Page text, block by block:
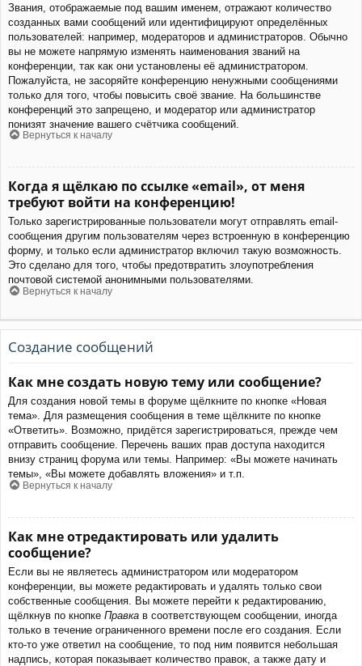
Звания, отображаемые под вашим именем, отражают количество
созданных вами сообщений или идентифицируют определённых
пользователей: например, модераторов и администраторов. Обычно
вы не можете напрямую изменять наименования званий на
конференции, так как они установлены её администратором.
Пожалуйста, не засоряйте конференцию ненужными сообщениями
только для того, чтобы повысить своё звание. На большинстве
конференций это запрещено, и модератор или администратор
понизят значение вашего счётчика сообщений.
Вернуться к началу
Когда я щёлкаю по ссылке «email», от меня
требуют войти на конференцию!
Только зарегистрированные пользователи могут отправлять email-
сообщения другим пользователям через встроенную в конференцию
форму, и только если администратор включил такую возможность.
Это сделано для того, чтобы предотвратить злоупотребления
почтовой системой анонимными пользователями.
Вернуться к началу
Создание сообщений
Как мне создать новую тему или сообщение?
Для создания новой темы в форуме щёлкните по кнопке «Новая
тема». Для размещения сообщения в теме щёлкните по кнопке
«Ответить». Возможно, придётся зарегистрироваться, прежде чем
отправить сообщение. Перечень ваших прав доступа находится
внизу страниц форума или темы. Например: «Вы можете начинать
темы», «Вы можете добавлять вложения» и т.п.
Вернуться к началу
Как мне отредактировать или удалить
сообщение?
Если вы не являетесь администратором или модератором
конференции, вы можете редактировать и удалять только свои
собственные сообщения. Вы можете перейти к редактированию,
щёлкнув по кнопке Правка в соответствующем сообщении, иногда
только в течение ограниченного времени после его создания. Если
кто-то уже ответил на сообщение, то под ним появится небольшая
надпись, которая показывает количество правок, а также дату и